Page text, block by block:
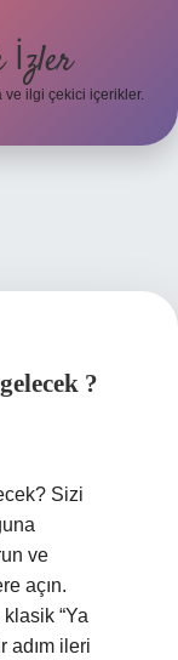
İzler
ve ilgi çekici içerikler.
?
Sizi
ve
açın.
“Ya
adım ileri